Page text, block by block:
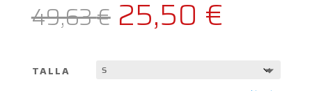
49,63€ El
25,50 €
precio
TALLA